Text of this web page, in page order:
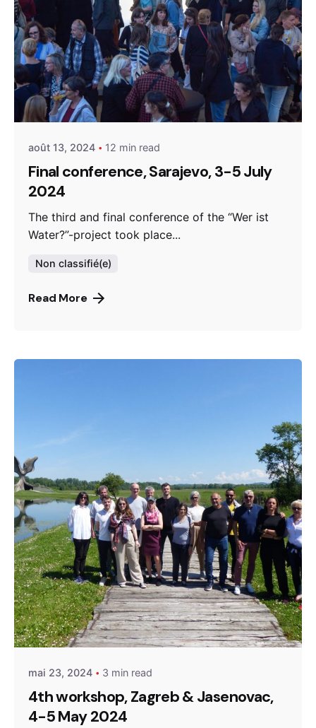
Posted by
admin
août 13, 2024 12 min read
Final conference, Sarajevo, 3-5 July
2024
The third and final conference of the “Wer ist
Water?”-project took place...
Non classifié(e)
Read More
Posted by
admin
mai 23, 2024 3 min read
4th workshop, Zagreb & Jasenovac,
4-5 May 2024